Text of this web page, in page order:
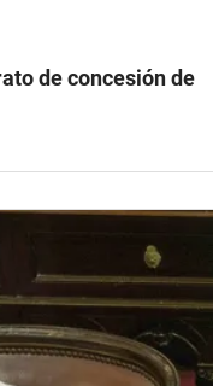
de concesión de